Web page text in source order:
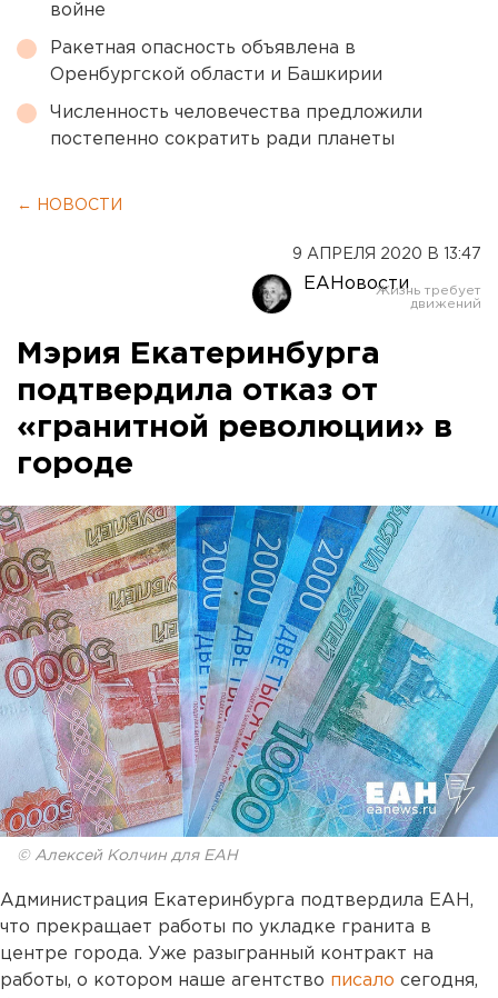
войне
Ракетная опасность объявлена в
Оренбургской области и Башкирии
Численность человечества предложили
постепенно сократить ради планеты
← НОВОСТИ
9 АПРЕЛЯ 2020 В 13:47
ЕАНовости
Мэрия Екатеринбурга
подтвердила отказ от
«гранитной революции» в
городе
© Алексей Колчин для ЕАН
Администрация Екатеринбурга подтвердила ЕАН,
что прекращает работы по укладке гранита в
центре города. Уже разыгранный контракт на
работы, о котором наше агентство писало сегодня,